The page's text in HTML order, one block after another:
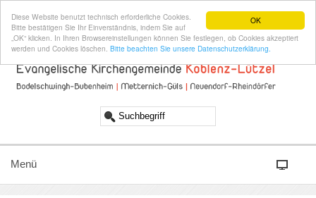
OK
Diese Website benutzt technisch erforderliche Cookies.
Bitte bestätigen Sie Ihr Einverständnis, indem Sie auf
„OK“ klicken. In Ihren Browsereinstellungen können Sie festlegen, ob Cookies akzeptiert
werden und Cookies löschen. Bitte beachten Sie unsere Datenschutzerklärung.
Menü